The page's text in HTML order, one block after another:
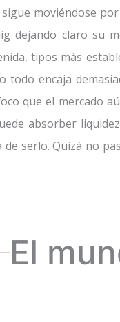
moviéndose
dejando claro su
tipos más
todo encaja
que el mercado
absorber
serlo. Quizá no
El